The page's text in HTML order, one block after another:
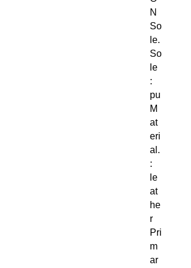
N
So
le.
So
le
:
pu
M
at
eri
al.
:
le
at
he
r
Pri
m
ar